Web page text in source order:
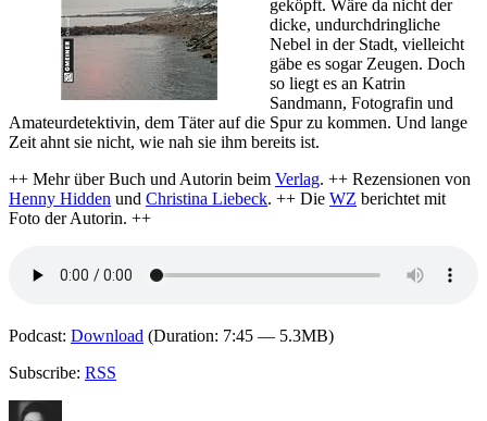
geköpft. Wäre da nicht der
dicke, undurchdringliche
Nebel in der Stadt, vielleicht
gäbe es sogar Zeugen. Doch
so liegt es an Katrin
Sandmann, Fotografin und
Amateurdetektivin, dem Täter auf die Spur zu kommen. Und lange
Zeit ahnt sie nicht, wie nah sie ihm bereits ist.
++ Mehr über Buch und Autorin beim Verlag. ++ Rezensionen von
Henny Hidden und Christina Liebeck. ++ Die WZ berichtet mit
Foto der Autorin. ++
Podcast: Download (Duration: 7:45 — 5.3MB)
Subscribe: RSS